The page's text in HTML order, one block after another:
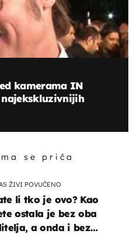
kamerama IN
najekskluzivnijih
se priča
ŽIVI POVUČENO
li tko je ovo? Kao
ostala je bez oba
a onda i bez